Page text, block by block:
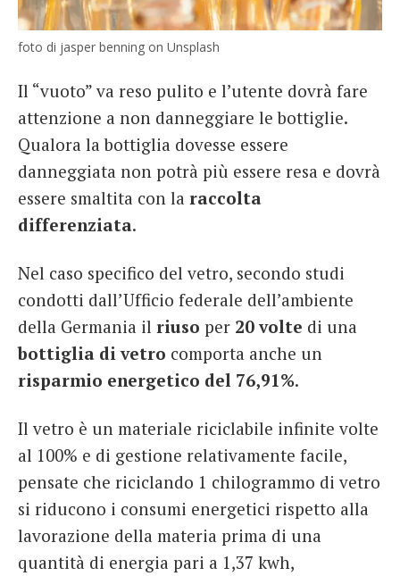
foto di jasper benning on Unsplash
Il “vuoto” va reso pulito e l’utente dovrà fare
attenzione a non danneggiare le bottiglie.
Qualora la bottiglia dovesse essere
danneggiata non potrà più essere resa e dovrà
essere smaltita con la raccolta
differenziata.
Nel caso specifico del vetro, secondo studi
condotti dall’Ufficio federale dell’ambiente
della Germania il riuso per 20 volte di una
bottiglia di vetro comporta anche un
risparmio energetico del 76,91%.
Il vetro è un materiale riciclabile infinite volte
al 100% e di gestione relativamente facile,
pensate che riciclando 1 chilogrammo di vetro
si riducono i consumi energetici rispetto alla
lavorazione della materia prima di una
quantità di energia pari a 1,37 kwh,